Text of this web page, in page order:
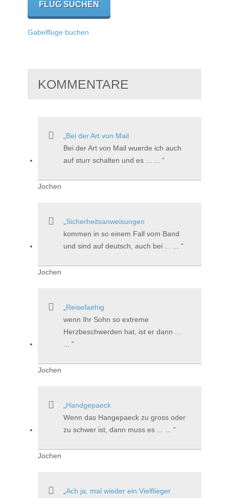
Gabelflüge buchen
KOMMENTARE
Bei der Art von Mail
Bei der Art von Mail wuerde ich auch
auf sturr schalten und es ... ...
Jochen
Sicherheitsanweisungen
kommen in so einem Fall vom Band
und sind auf deutsch, auch bei ... ...
Jochen
Reisefaehig
wenn Ihr Sohn so extreme
Herzbeschwerden hat, ist er dann ...
Jochen
Handgepaeck
Wenn das Hangepaeck zu gross oder
zu schwer ist, dann muss es ... ...
Jochen
Ach ja, mal wieder ein Vielflieger